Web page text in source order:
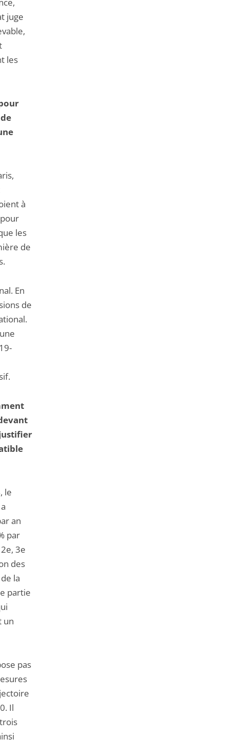
juge
les
à
les
de
En
de
le
an
par
3e
des
la
partie
un
pas
Il